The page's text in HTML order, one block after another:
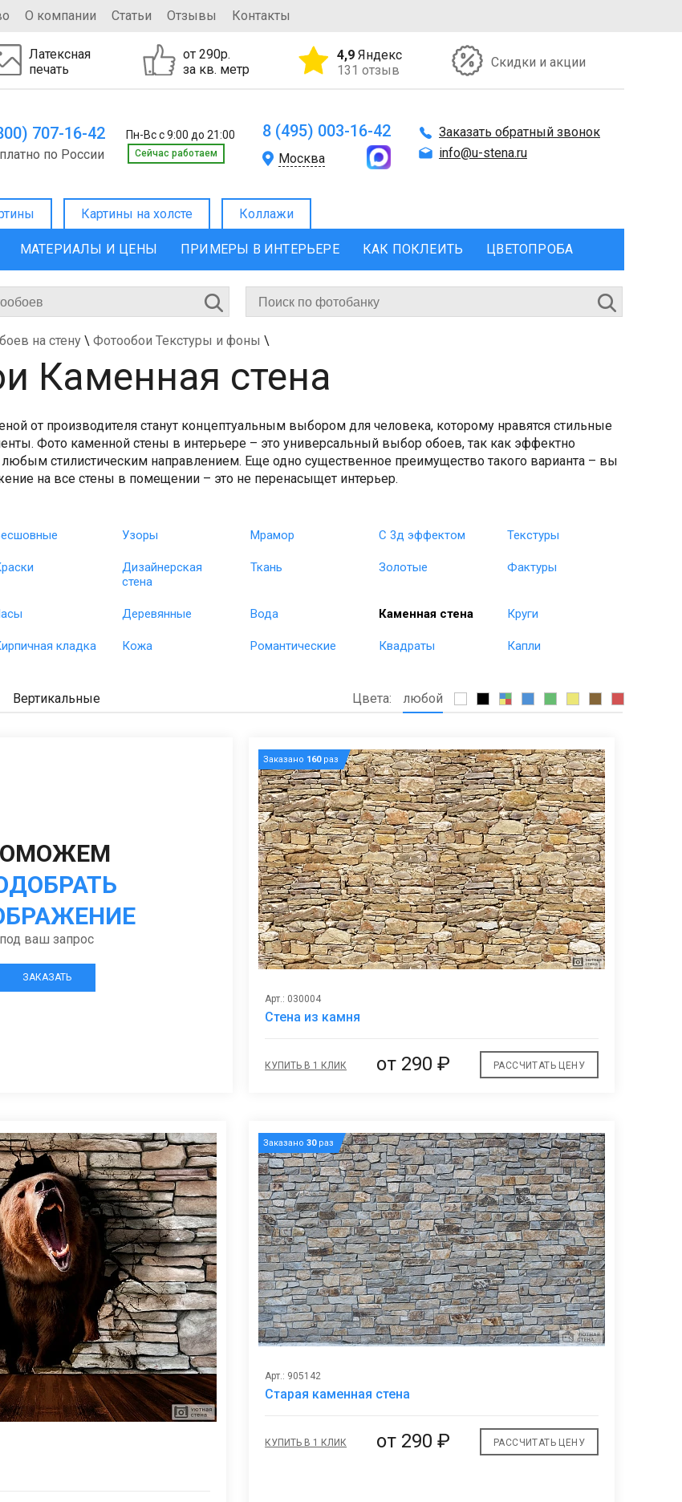
О компании Статьи Отзывы Контакты
Латексная
печать
от 290р.
за кв. метр
4,9 Яндекс
131 отзыв
Скидки и акции
707-16-42 Пн-Вс с 9:00 до 21:00
по России Cейчас работаем
8 (495) 003-16-42
Москва
Заказать обратный звонок
info@u-stena.ru
Картины на холсте Коллажи
МАТЕРИАЛЫ И ЦЕНЫ ПРИМЕРЫ В ИНТЕРЬЕРЕ КАК ПОКЛЕИТЬ ЦВЕТОПРОБА
на стену \ Фотообои Текстуры и фоны \
Каменная стена
от производителя станут концептуальным выбором для человека, которому нравятся стильные
Фото каменной стены в интерьере – это универсальный выбор обоев, так как эффектно
любым стилистическим направлением. Еще одно существенное преимущество такого варианта – вы
на все стены в помещении – это не перенасыщет интерьер.
Узоры Мрамор С 3д эффектом Текстуры
Дизайнерская
стена
Ткань Золотые Фактуры
Деревянные Вода Каменная стена Круги
кладка Кожа Романтические Квадраты Капли
Вертикальные Цвета: любой
под ваш запрос
ЗАКАЗАТЬ
Заказано 160раз
Арт.: 030004
Стена из камня
КУПИТЬ В 1 КЛИК от 290 ₽ РАССЧИТАТЬ ЦЕНУ
Заказано30раз
Арт.: 905142
Старая каменная стена
КУПИТЬ В 1 КЛИК от 290 ₽ РАССЧИТАТЬ ЦЕНУ